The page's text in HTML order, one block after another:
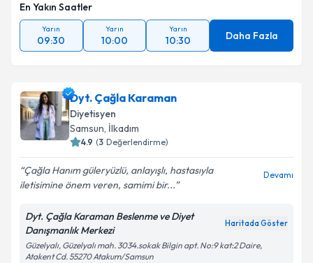
En Yakın Saatler
Yarın
09:30
Yarın
10:00
Yarın
10:30 Daha Fazla
Dyt. Çağla Karaman
Diyetisyen
Samsun, İlkadım
4.9 (3 Değerlendirme)
Çağla Hanım güleryüzlü, anlayışlı, hastasıyla
iletisimine önem veren, samimi bir...
Devamı
Dyt. Çağla Karaman Beslenme ve Diyet
Danışmanlık Merkezi
Haritada Göster
Güzelyalı, Güzelyalı mah. 3034.sokak Bilgin apt. No:9 kat:2 Daire,
Atakent Cd. 55270 Atakum/Samsun